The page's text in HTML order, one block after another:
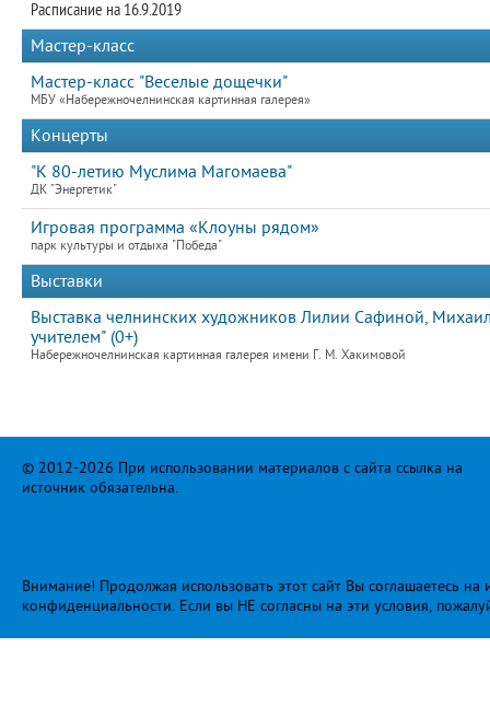
Расписание на 16.9.2019
Мастер-класс
Мастер-класс "Веселые дощечки"
МБУ «Набережночелнинская картинная галерея»
Концерты
"К 80-летию Муслима Магомаева"
ДК "Энергетик"
Игровая программа «Клоуны рядом»
парк культуры и отдыха "Победа"
Выставки
Выставка челнинских художников Лилии Сафиной,
учителем" (0+)
Набережночелнинская картинная галерея имени Г. М. Хакимовой
© 2012-2026 При использовании материалов с сайта ссылка на
источник обязательна.
Внимание! Продолжая использовать этот сайт Вы соглашаетесь
конфиденциальности. Если вы НЕ согласны на эти условия,